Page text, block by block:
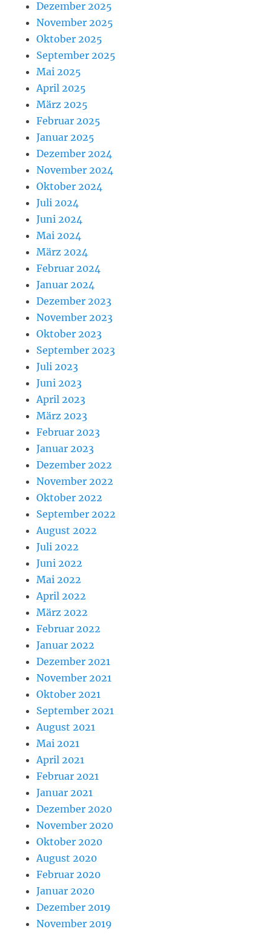
Dezember 2025
November 2025
Oktober 2025
September 2025
Mai 2025
April 2025
März 2025
Februar 2025
Januar 2025
Dezember 2024
November 2024
Oktober 2024
Juli 2024
Juni 2024
Mai 2024
März 2024
Februar 2024
Januar 2024
Dezember 2023
November 2023
Oktober 2023
September 2023
Juli 2023
Juni 2023
April 2023
März 2023
Februar 2023
Januar 2023
Dezember 2022
November 2022
Oktober 2022
September 2022
August 2022
Juli 2022
Juni 2022
Mai 2022
April 2022
März 2022
Februar 2022
Januar 2022
Dezember 2021
November 2021
Oktober 2021
September 2021
August 2021
Mai 2021
April 2021
Februar 2021
Januar 2021
Dezember 2020
November 2020
Oktober 2020
August 2020
Februar 2020
Januar 2020
Dezember 2019
November 2019